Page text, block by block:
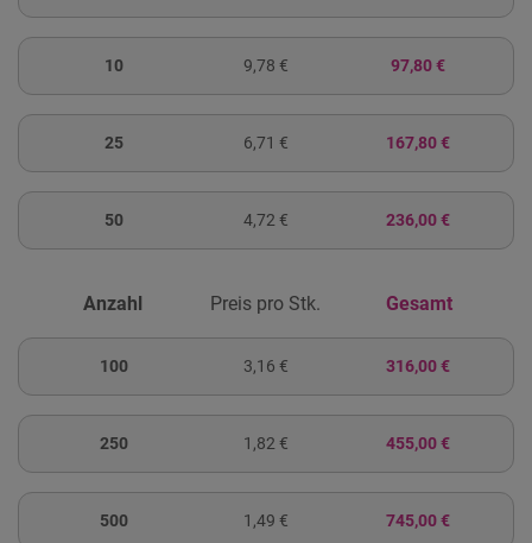
10 9,78 € 97,80 €
25 6,71 € 167,80 €
50 4,72 € 236,00 €
Anzahl Preis pro Stk. Gesamt
100 3,16 € 316,00 €
250 1,82 € 455,00 €
500 1,49 € 745,00 €